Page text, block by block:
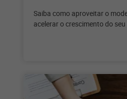
Saiba como aproveitar o
acelerar o crescimento do